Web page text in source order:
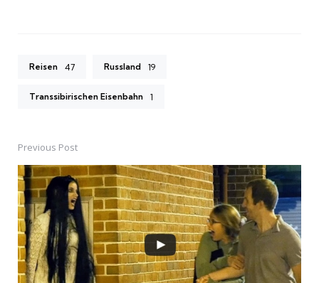
Reisen 47 Russland 19
Transsibirischen Eisenbahn 1
Post
navigation
Previous Post